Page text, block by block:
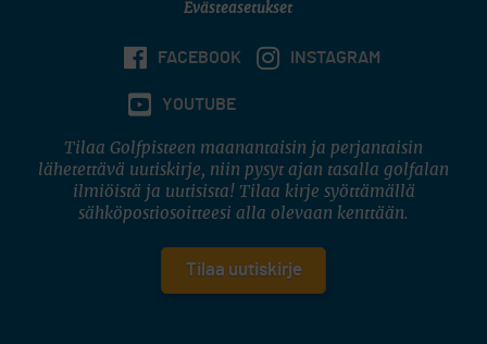
Evästeasetukset
FACEBOOK INSTAGRAM
YOUTUBE
Tilaa Golfpisteen maanantaisin ja perjantaisin
lähetettävä uutiskirje, niin pysyt ajan tasalla golfalan
ilmiöistä ja uutisista! Tilaa kirje syöttämällä
sähköpostiosoitteesi alla olevaan kenttään.
Tilaa uutiskirje